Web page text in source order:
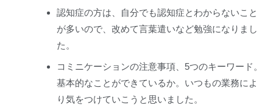
認知症の方は、自分でも認知症とわからないこと
が多いので、改めて言葉遣いなど勉強になりまし
た。
コミニケーションの注意事項、5つのキーワード。
基本的なことができているか。いつもの業務によ
り気をつけていこうと思いました。